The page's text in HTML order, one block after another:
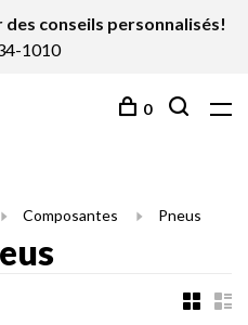
conseils personnalisés!
1010
0
Composantes Pneus